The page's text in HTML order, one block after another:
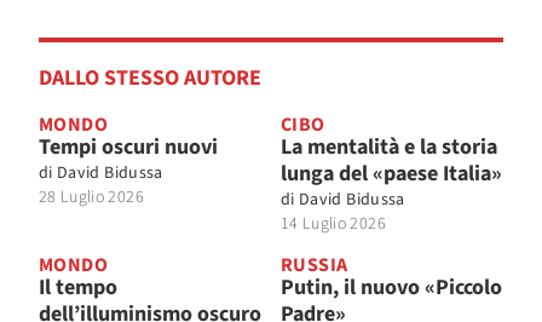
DALLO STESSO AUTORE
MONDO
Tempi oscuri nuovi
di David Bidussa
28 Luglio 2026
CIBO
La mentalità e la storia
lunga del «paese Italia»
di David Bidussa
14 Luglio 2026
MONDO
Il tempo
dell’illuminismo oscuro
RUSSIA
Putin, il nuovo «Piccolo
Padre»